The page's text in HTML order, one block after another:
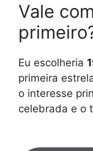
Vale
Eu escolheria
primeira
o interesse
celebrada e o